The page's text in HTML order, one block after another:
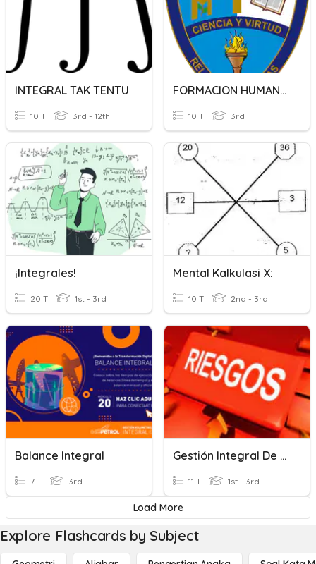
INTEGRAL TAK TENTU
10 T 3rd - 12th
FORMACION HUMANA INTEGRAL
10 T 3rd
¡Integrales!
20 T 1st - 3rd
Mental Kalkulasi X:
10 T 2nd - 3rd
Balance Integral
7 T 3rd
Gestión Integral De Riesgos
11 T 1st - 3rd
Load More
Explore Flashcards by Subject